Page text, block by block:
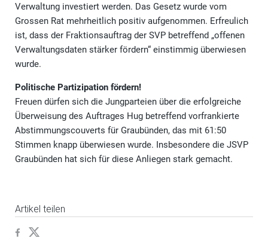
Verwaltung investiert werden. Das Gesetz wurde vom
Grossen Rat mehrheitlich positiv aufgenommen. Erfreulich
ist, dass der Fraktionsauftrag der SVP betreffend „offenen
Verwaltungsdaten stärker fördern“ einstimmig überwiesen
wurde.
Politische Partizipation fördern!
Freuen dürfen sich die Jungparteien über die erfolgreiche
Überweisung des Auftrages Hug betreffend vorfrankierte
Abstimmungscouverts für Graubünden, das mit 61:50
Stimmen knapp überwiesen wurde. Insbesondere die JSVP
Graubünden hat sich für diese Anliegen stark gemacht.
Artikel teilen